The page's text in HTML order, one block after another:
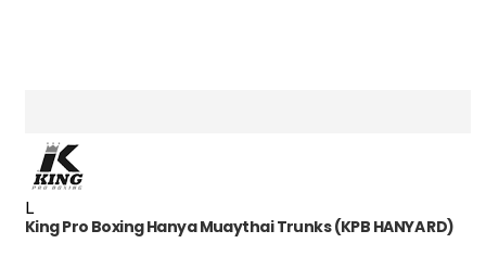
L
King Pro Boxing Hanya Muaythai Trunks (KPB HANYA RD)